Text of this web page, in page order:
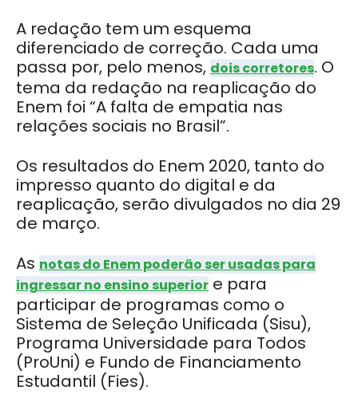
A redação tem um esquema
diferenciado de correção. Cada uma
passa por, pelo menos, dois corretores. O
tema da redação na reaplicação do
Enem foi “A falta de empatia nas
relações sociais no Brasil”.
Os resultados do Enem 2020, tanto do
impresso quanto do digital e da
reaplicação, serão divulgados no dia 29
de março.
As notas do Enem poderão ser usadas para
ingressar no ensino superior e para
participar de programas como o
Sistema de Seleção Unificada (Sisu),
Programa Universidade para Todos
(ProUni) e Fundo de Financiamento
Estudantil (Fies).